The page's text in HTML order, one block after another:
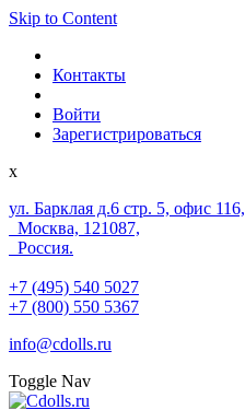
Skip to Content
Контакты
Войти
Зарегистрироваться
x
ул. Барклая д.6 стр. 5, офис 116,
Москва, 121087,
Россия.
+7 (495) 540 5027
+7 (800) 550 5367
info@cdolls.ru
Toggle Nav